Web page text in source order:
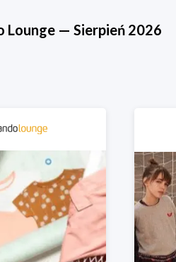
Lounge— Sierpień 2026